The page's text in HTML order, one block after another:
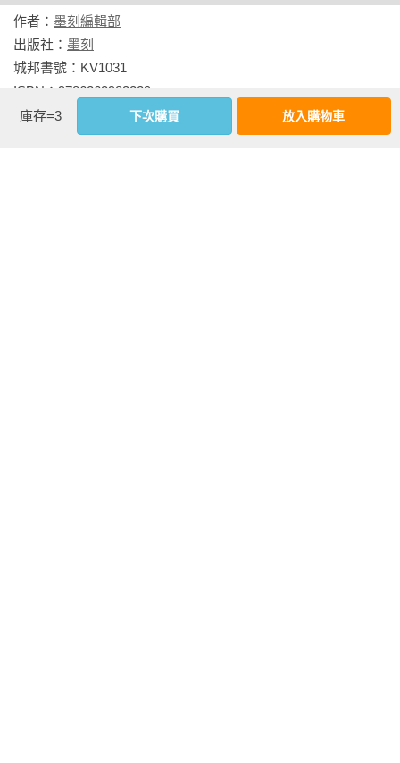
新千歲機場
福岡機場
Part.4 交通篇
日本鐵道系統
觀光鐵道
作者： 墨刻編輯部
出版社： 墨刻
城邦書號：KV1031
ISBN：9786263983229
出版日期：2026-01-15
一看就懂
庫存=3 下次購買 放入購物車